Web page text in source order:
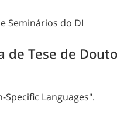
Seminários do DI
de Tese de
Languages".